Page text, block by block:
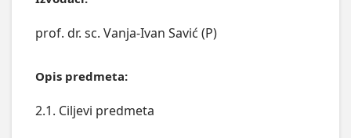
prof. dr. sc. Vanja-Ivan Savić (P)
Opis predmeta:
2.1. Ciljevi predmeta